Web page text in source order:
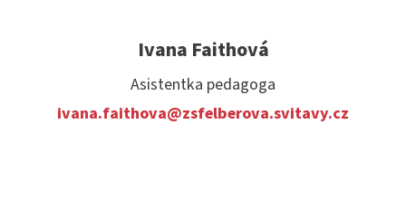
Ivana Faithová
Asistentka pedagoga
ivana.faithova@zsfelberova.svitavy.cz